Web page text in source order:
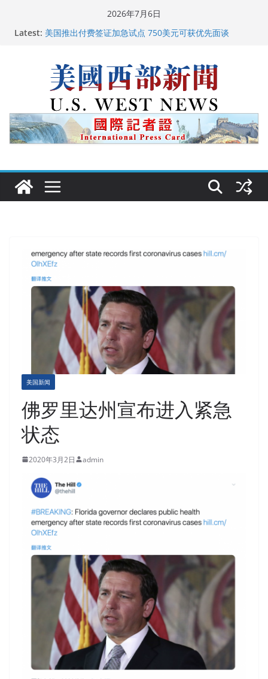
2026年7月6日
Latest: 美国推出付费签证加急试点 750美元可获优先面谈
美国最高法院维持“出生公民权” : 出生在美国就是美国
人！
中国驻美国大使谢锋邀请美国老教师罗纳德·萨科尔斯基
再次访华
广州市沉香协会会长周天明：让沉香有序走向世界
美国新闻
佛罗里达州宣布进入紧急
状态
2020年3月2日 admin